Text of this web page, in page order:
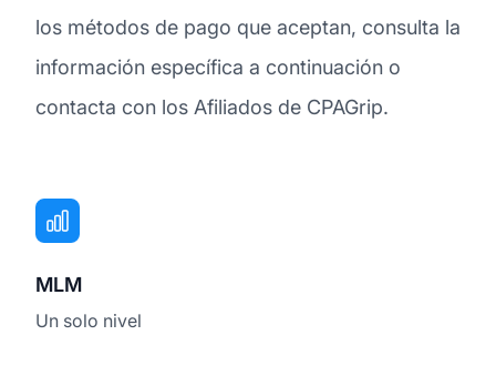
los métodos de pago que aceptan, consulta la
información específica a continuación o
contacta con los Afiliados de CPAGrip.
MLM
Un solo nivel